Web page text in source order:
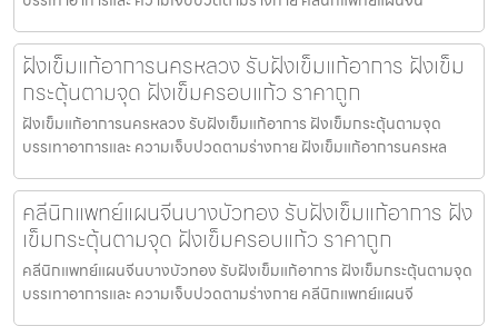
ฝังเข็มแก้อาการนครหลวง รับฝังเข็มแก้อาการ ฝังเข็ม
กระตุ้นตามจุด ฝังเข็มครอบแก้ว ราคาถูก
ฝังเข็มแก้อาการนครหลวง รับฝังเข็มแก้อาการ ฝังเข็มกระตุ้นตามจุด
บรรเทาอาการและ ความเจ็บปวดตามร่างกาย ฝังเข็มแก้อาการนครหล
คลีนิกแพทย์แผนจีนบางบัวทอง รับฝังเข็มแก้อาการ ฝัง
เข็มกระตุ้นตามจุด ฝังเข็มครอบแก้ว ราคาถูก
คลีนิกแพทย์แผนจีนบางบัวทอง รับฝังเข็มแก้อาการ ฝังเข็มกระตุ้นตามจุด
บรรเทาอาการและ ความเจ็บปวดตามร่างกาย คลีนิกแพทย์แผนจี